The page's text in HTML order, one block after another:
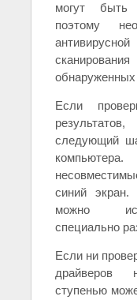
могут быть
поэтому
обнаруженных
Если
следующий
синий экран.
можно
специально
Если ни
драйверов
ступенью